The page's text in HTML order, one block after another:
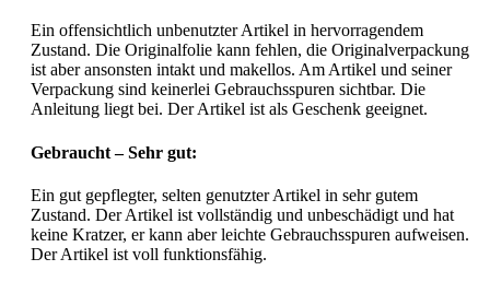
Ein offensichtlich unbenutzter Artikel in hervorragendem
Zustand. Die Originalfolie kann fehlen, die Originalverpackung
ist aber ansonsten intakt und makellos. Am Artikel und seiner
Verpackung sind keinerlei Gebrauchsspuren sichtbar. Die
Anleitung liegt bei. Der Artikel ist als Geschenk geeignet.
Gebraucht – Sehr gut:
Ein gut gepflegter, selten genutzter Artikel in sehr gutem
Zustand. Der Artikel ist vollständig und unbeschädigt und hat
keine Kratzer, er kann aber leichte Gebrauchsspuren aufweisen.
Der Artikel ist voll funktionsfähig.